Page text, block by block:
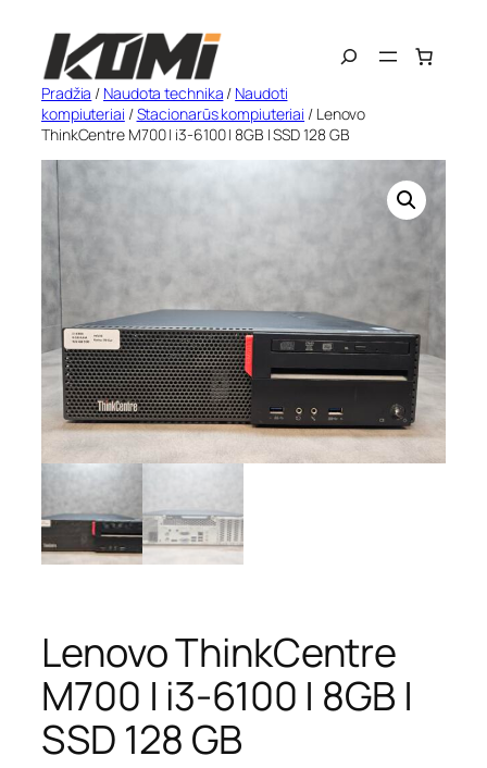
turinio
Search
Pradžia / Naudota technika / Naudoti
kompiuteriai /Stacionarūs kompiuteriai / Lenovo
ThinkCentre M700 | i3-6100 | 8GB | SSD 128 GB
Lenovo ThinkCentre
M700 | i3-6100 | 8GB |
SSD 128 GB